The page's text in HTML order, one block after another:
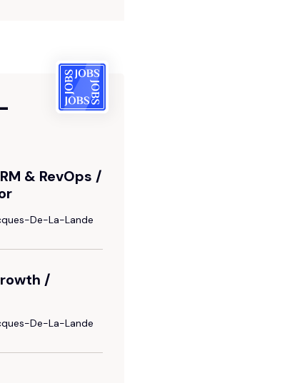
& RevOps /
De-La-Lande
/
De-La-Lande